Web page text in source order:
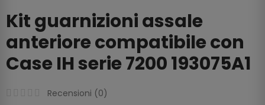
Kit guarnizioni assale
anteriore compatibile con
Case IH serie 7200 193075A1
Recensioni (0)